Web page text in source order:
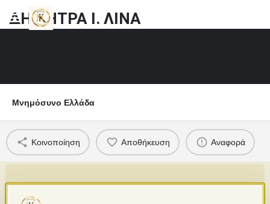
ΔΗΜΗΤΡΑ Ι. ΛΙΝΑ
Μνημόσυνο Ελλάδα
Κοινοποίηση Αποθήκευση Αναφορά